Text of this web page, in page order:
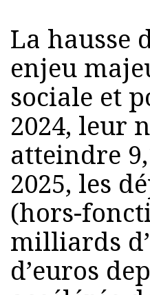
La hausse
enjeu
sociale et
2024, leur
atteindre
2025, les
(hors-
milliards
d’euros